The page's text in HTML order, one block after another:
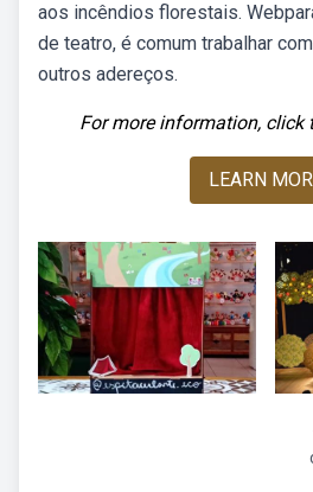
aos incêndios florestais.
de teatro, é comum trabalhar
outros adereços.
For more information, click
LEARN